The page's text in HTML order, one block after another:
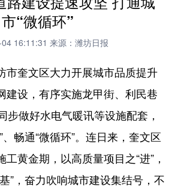
财经 网评
全球连线
普 体育 文化
军事 访谈 视频
居 信息化 乡村振兴
市 旅游 能源
市“微循环”
16:11:31 来源：潍坊日报
奎文区大力开展城市品质提升
建设，有序实施龙甲街、利民巷
步做好水电气暖讯等设施配套，
畅通“微循环”。连日来，奎文区
黄金期，以高质量项目之“进”，
”，奋力吹响城市建设集结号，不